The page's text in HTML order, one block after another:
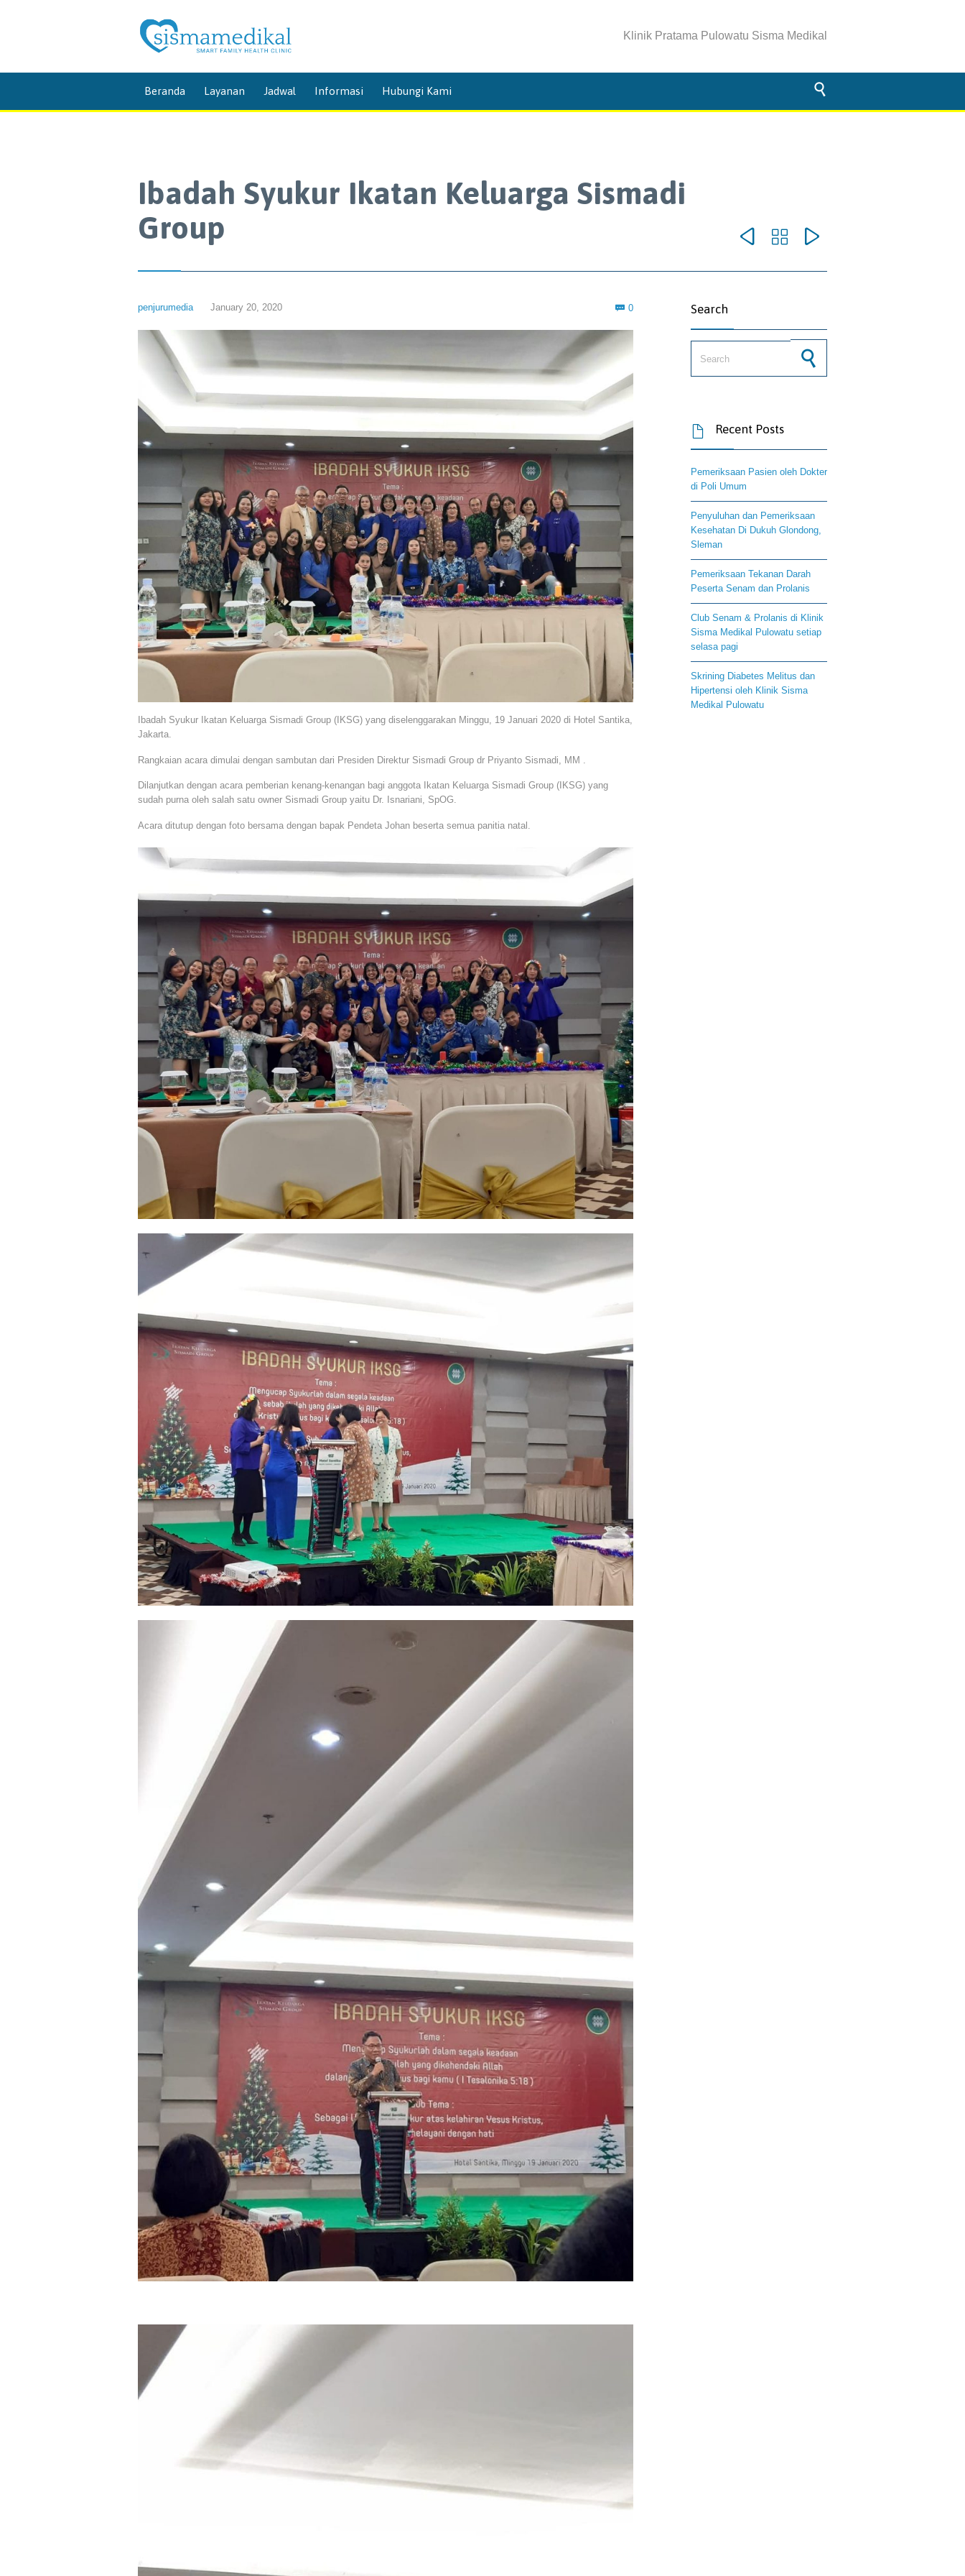
Klinik Pratama Pulowatu Sisma Medikal
content
Beranda Layanan Jadwal Informasi Hubungi Kami 
Ibadah Syukur Ikatan Keluarga Sismadi
Group
  
penjurumedia January 20, 2020  0Comments
Ibadah Syukur Ikatan Keluarga Sismadi Group (IKSG) yang diselenggarakan Minggu, 19 Januari 2020 di Hotel Santika,
Jakarta.
Rangkaian acara dimulai dengan sambutan dari Presiden Direktur Sismadi Group dr Priyanto Sismadi, MM .
Dilanjutkan dengan acara pemberian kenang-kenangan bagi anggota Ikatan Keluarga Sismadi Group (IKSG) yang
sudah purna oleh salah satu owner Sismadi Group yaitu Dr. Isnariani, SpOG.
Acara ditutup dengan foto bersama dengan bapak Pendeta Johan beserta semua panitia natal.
Search
 Recent Posts
Pemeriksaan Pasien oleh Dokter
di Poli Umum
Penyuluhan dan Pemeriksaan
Kesehatan Di Dukuh Glondong,
Sleman
Pemeriksaan Tekanan Darah
Peserta Senam dan Prolanis
Club Senam & Prolanis di Klinik
Sisma Medikal Pulowatu setiap
selasa pagi
Skrining Diabetes Melitus dan
Hipertensi oleh Klinik Sisma
Medikal Pulowatu